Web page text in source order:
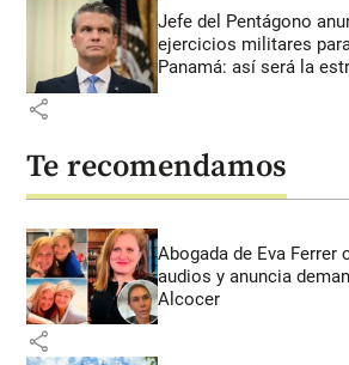
Jefe del Pentágono
ejercicios militares
Panamá: así será la
share
Te recomendamos
Abogada de Eva Ferrer
audios y anuncia
Alcocer
share